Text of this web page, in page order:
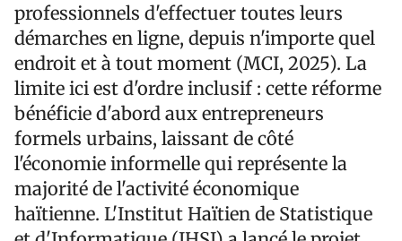
professionnels d'effectuer toutes leurs
démarches en ligne, depuis n'importe quel
endroit et à tout moment (MCI, 2025). La
limite ici est d'ordre inclusif : cette réforme
bénéficie d'abord aux entrepreneurs
formels urbains, laissant de côté
l'économie informelle qui représente la
majorité de l'activité économique
haïtienne. L'Institut Haïtien de Statistique